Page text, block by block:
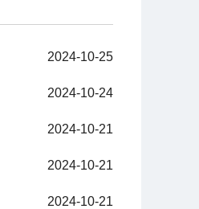
2024-10-25
2024-10-24
2024-10-21
2024-10-21
2024-10-21